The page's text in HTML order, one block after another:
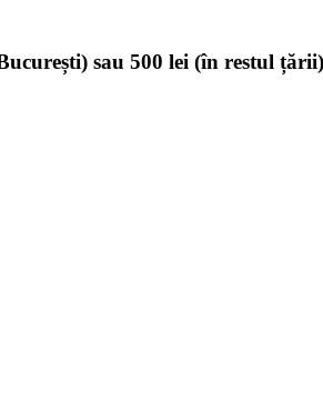
sau 500 lei (în restul